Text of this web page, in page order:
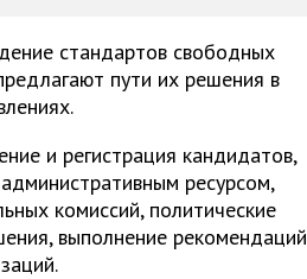
стандартов свободных
пути их решения в
и регистрация кандидатов,
ресурсом,
комиссий, политические
выполнение рекомендаций